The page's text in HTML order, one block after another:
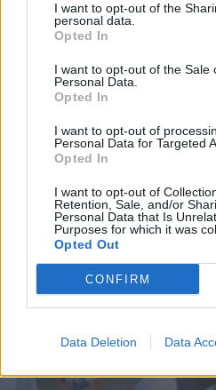
I want to opt-out of the
personal data.
Opted In
I want to opt-out of the Sale
Personal Data.
Opted In
I want to opt-out of
Personal Data for Targeted
Opted In
I want to opt-out of
Retention, Sale, and/or
Personal Data that Is
Purposes for which it was
Opted Out
CONFIRM
Data Deletion Data